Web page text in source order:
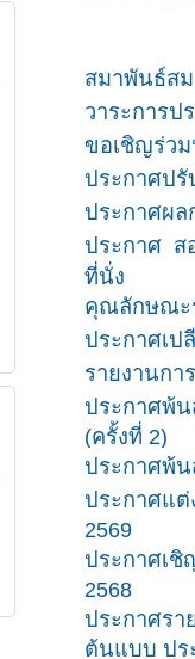
สมาพันธ์ส
วาระการป
ขอเชิญร่ว
ประกาศปรั
ประกาศผ
ประกาศ
ที่นั่ง
คุณลักษณะ
ประกาศเ
รายงานกา
ประกาศพ้
(ครั้งที่ 2)
ประกาศพ้
ประกาศแ
2569
ประกาศเ
2568
ประกาศร
ต้นแบบ ปร